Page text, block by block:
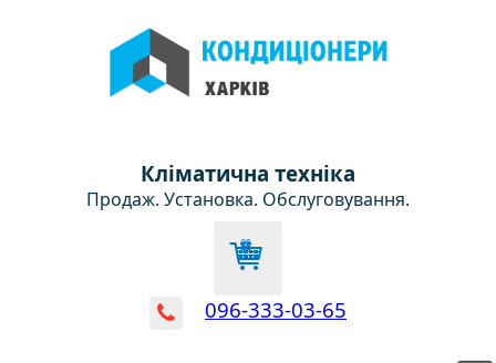
Кліматична техніка
Продаж. Установка. Обслуговування.
096-333-03-65